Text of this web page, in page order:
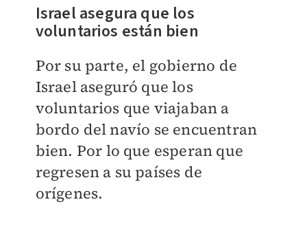
Israel asegura que los
voluntarios están bien
Por su parte, el gobierno de
Israel aseguró que los
voluntarios que viajaban a
bordo del navío se encuentran
bien. Por lo que esperan que
regresen a su países de
orígenes.